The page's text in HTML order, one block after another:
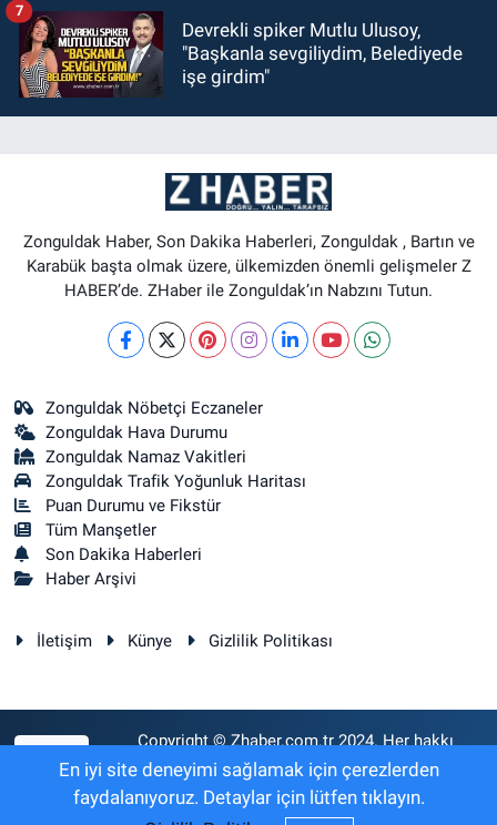
Devrekli spiker Mutlu Ulusoy,
"Başkanla sevgiliydim, Belediyede
işe girdim"
7
Zonguldak Haber, Son Dakika Haberleri, Zonguldak , Bartın ve
Karabük başta olmak üzere, ülkemizden önemli gelişmeler Z
HABER’de. ZHaber ile Zonguldak’ın Nabzını Tutun.
Zonguldak Nöbetçi Eczaneler
Zonguldak Hava Durumu
Zonguldak Namaz Vakitleri
Zonguldak Trafik Yoğunluk Haritası
Puan Durumu ve Fikstür
Tüm Manşetler
Son Dakika Haberleri
Haber Arşivi
İletişim Künye Gizlilik Politikası
Copyright © Zhaber.com.tr 2024. Her hakkı
saklıdır.
En iyi site deneyimi sağlamak için çerezlerden
faydalanıyoruz. Detaylar için lütfen tıklayın.